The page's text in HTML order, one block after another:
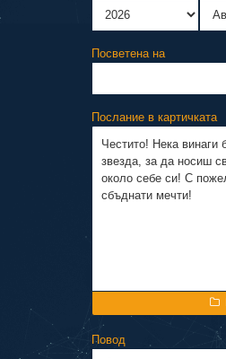
Посветена на
Послание в картичката
Повод